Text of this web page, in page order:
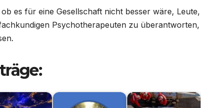
es für eine Gesellschaft nicht besser wäre,
Psychotherapeuten zu